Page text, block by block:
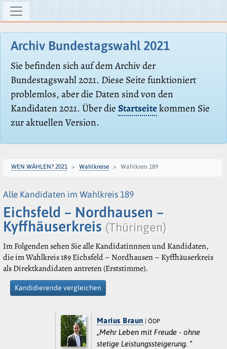
Archiv Bundestagswahl 2021
Sie befinden sich auf dem Archiv der
Bundestagswahl 2021. Diese Seite funktioniert
problemlos, aber die Daten sind von den
Kandidaten 2021. Über dieStartseitekommen Sie
zur aktuellen Version.
WEN WÄHLEN? 2021 Wahlkreise Wahlkreis 189
Alle Kandidaten im Wahlkreis 189
Eichsfeld – Nordhausen –
Kyffhäuserkreis (Thüringen)
Im Folgenden sehen Sie alle Kandidatinnnen und Kandidaten,
die im Wahlkreis 189 Eichsfeld – Nordhausen – Kyffhäuserkreis
als Direktkandidaten antreten (Erststimme).
Kandidierende vergleichen
Marius Braun | ÖDP
„Mehr Leben mit Freude - ohne
stetige Leistungssteigerung. “